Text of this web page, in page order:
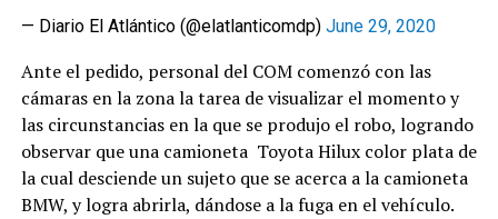
— Diario El Atlántico (@elatlanticomdp) June 29, 2020
Ante el pedido, personal del COM comenzó con las
cámaras en la zona la tarea de visualizar el momento y
las circunstancias en la que se produjo el robo, logrando
observar que una camioneta Toyota Hilux color plata de
la cual desciende un sujeto que se acerca a la camioneta
BMW, y logra abrirla, dándose a la fuga en el vehículo.